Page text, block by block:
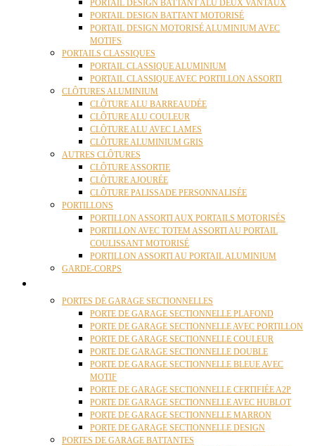
PORTAIL DESIGN BATTANT ALU DEUX VANTAUX
PORTAIL DESIGN BATTANT MOTORISÉ
PORTAIL DESIGN MOTORISÉ ALUMINIUM AVEC
MOTIFS
PORTAILS CLASSIQUES
PORTAIL CLASSIQUE ALUMINIUM
PORTAIL CLASSIQUE AVEC PORTILLON ASSORTI
CLÔTURES ALUMINIUM
CLÔTURE ALU BARREAUDÉE
CLÔTURE ALU COULEUR
CLÔTURE ALU AVEC LAMES
CLÔTURE ALUMINIUM GRIS
AUTRES CLÔTURES
CLÔTURE ASSORTIE
CLÔTURE AJOURÉE
CLÔTURE PALISSADE PERSONNALISÉE
PORTILLONS
PORTILLON ASSORTI AUX PORTAILS MOTORISÉS
PORTILLON AVEC TOTEM ASSORTI AU PORTAIL
COULISSANT MOTORISÉ
PORTILLON ASSORTI AU PORTAIL ALUMINIUM
GARDE-CORPS
PORTES DE GARAGE SECTIONNELLES
PORTE DE GARAGE SECTIONNELLE PLAFOND
PORTE DE GARAGE SECTIONNELLE AVEC PORTILLON
PORTE DE GARAGE SECTIONNELLE COULEUR
PORTE DE GARAGE SECTIONNELLE DOUBLE
PORTE DE GARAGE SECTIONNELLE BLEUE AVEC
MOTIF
PORTE DE GARAGE SECTIONNELLE CERTIFIÉE A2P
PORTE DE GARAGE SECTIONNELLE AVEC HUBLOT
PORTE DE GARAGE SECTIONNELLE MARRON
PORTE DE GARAGE SECTIONNELLE DESIGN
PORTES DE GARAGE BATTANTES